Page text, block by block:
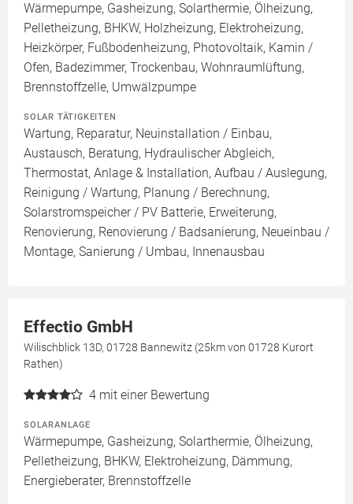
Wärmepumpe, Gasheizung, Solarthermie, Ölheizung,
Pelletheizung, BHKW, Holzheizung, Elektroheizung,
Heizkörper, Fußbodenheizung, Photovoltaik, Kamin /
Ofen, Badezimmer, Trockenbau, Wohnraumlüftung,
Brennstoffzelle, Umwälzpumpe
SOLAR TÄTIGKEITEN
Wartung, Reparatur, Neuinstallation / Einbau,
Austausch, Beratung, Hydraulischer Abgleich,
Thermostat, Anlage & Installation, Aufbau / Auslegung,
Reinigung / Wartung, Planung / Berechnung,
Solarstromspeicher / PV Batterie, Erweiterung,
Renovierung, Renovierung / Badsanierung, Neueinbau /
Montage, Sanierung / Umbau, Innenausbau
Effectio GmbH
Wilischblick 13D, 01728 Bannewitz (25km von 01728 Kurort
Rathen)
4 mit einer Bewertung
SOLARANLAGE
Wärmepumpe, Gasheizung, Solarthermie, Ölheizung,
Pelletheizung, BHKW, Elektroheizung, Dämmung,
Energieberater, Brennstoffzelle